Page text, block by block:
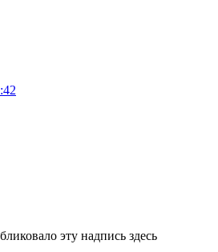
эту надпись здесь